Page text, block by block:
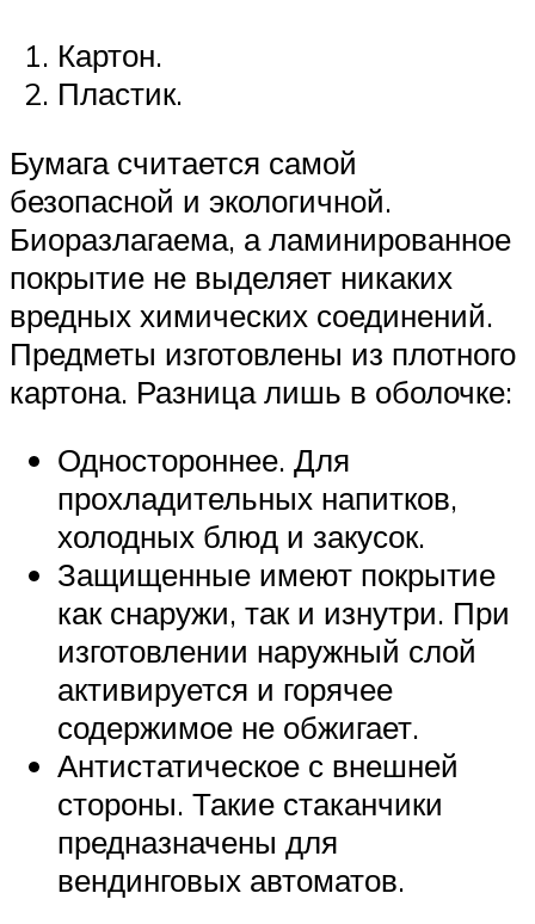
Картон.
Пластик.
Бумага считается самой
безопасной и экологичной.
Биоразлагаема, а ламинированное
покрытие не выделяет никаких
вредных химических соединений.
Предметы изготовлены из плотного
картона. Разница лишь в оболочке:
Одностороннее. Для
прохладительных напитков,
холодных блюд и закусок.
Защищенные имеют покрытие
как снаружи, так и изнутри. При
изготовлении наружный слой
активируется и горячее
содержимое не обжигает.
Антистатическое с внешней
стороны. Такие стаканчики
предназначены для
вендинговых автоматов.